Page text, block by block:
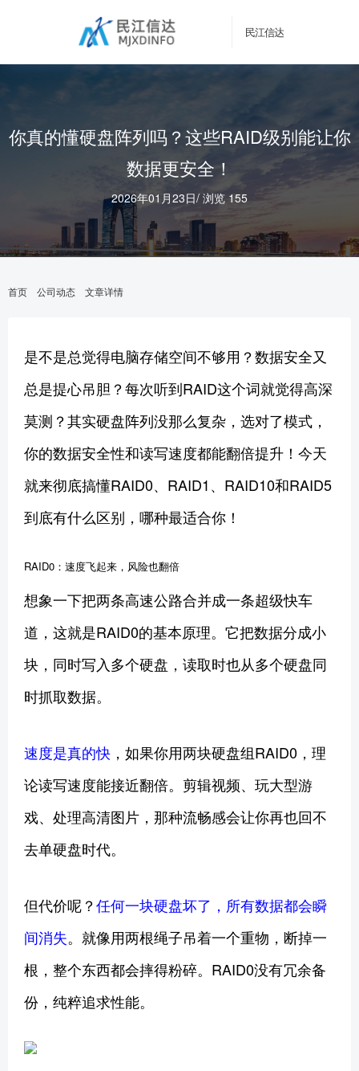
民江信达
你真的懂硬盘阵列吗？这些RAID级别能让你
数据更安全！
2026年01月23日/ 浏览 155
首页 公司动态 文章详情
是不是总觉得电脑存储空间不够用？数据安全又
总是提心吊胆？每次听到RAID这个词就觉得高深
莫测？其实硬盘阵列没那么复杂，选对了模式，
你的数据安全性和读写速度都能翻倍提升！今天
就来彻底搞懂RAID0、RAID1、RAID10和RAID5
到底有什么区别，哪种最适合你！
RAID0：速度飞起来，风险也翻倍
想象一下把两条高速公路合并成一条超级快车
道，这就是RAID0的基本原理。它把数据分成小
块，同时写入多个硬盘，读取时也从多个硬盘同
时抓取数据。
速度是真的快 ，如果你用两块硬盘组RAID0，理
论读写速度能接近翻倍。剪辑视频、玩大型游
戏、处理高清图片，那种流畅感会让你再也回不
去单硬盘时代。
但代价呢？任何一块硬盘坏了，所有数据都会瞬
间消失。就像用两根绳子吊着一个重物，断掉一
根，整个东西都会摔得粉碎。RAID0没有冗余备
份，纯粹追求性能。